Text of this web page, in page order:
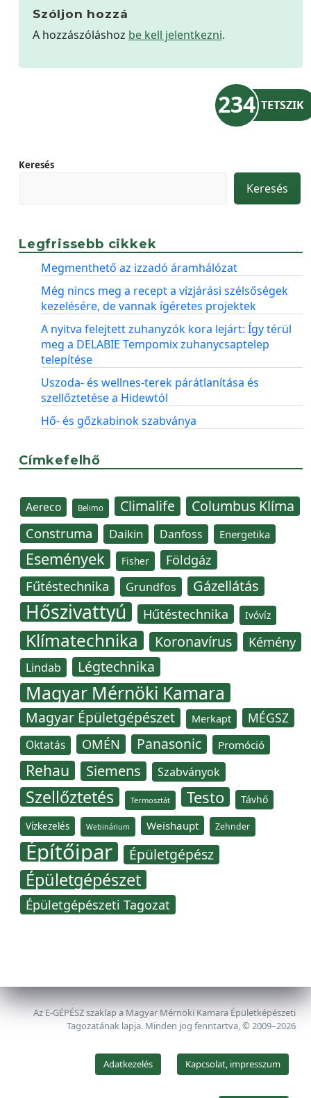
Szóljon hozzá
A hozzászóláshoz be kell jelentkezni.
234 TETSZIK
Keresés
Keresés
Legfrissebb cikkek
Megmenthető az izzadó áramhálózat
Még nincs meg a recept a vízjárási szélsőségek
kezelésére, de vannak ígéretes projektek
A nyitva felejtett zuhanyzók kora lejárt: Így térül
meg a DELABIE Tempomix zuhanycsaptelep
telepítése
Uszoda- és wellnes-terek párátlanítása és
szellőztetése a Hidewtól
Hő- és gőzkabinok szabványa
Címkefelhő
Aereco Belimo Climalife Columbus Klíma
Construma Daikin Danfoss Energetika
Események Fisher Földgáz
Fűtéstechnika Grundfos Gázellátás
Hőszivattyú Hűtéstechnika Ivóvíz
Klímatechnika Koronavírus Kémény
Lindab Légtechnika
Magyar Mérnöki Kamara
Magyar Épületgépészet Merkapt MÉGSZ
Oktatás OMÉN Panasonic Promóció
Rehau Siemens Szabványok
Szellőztetés Termosztát Testo Távhő
Vízkezelés Webinárium Weishaupt Zehnder
Építőipar Épületgépész
Épületgépészet
Épületgépészeti Tagozat
Az E-GÉPÉSZ szaklap a Magyar Mérnöki Kamara Épületképészeti
Tagozatának lapja. Minden jog fenntartva, © 2009–2026
Adatkezelés Kapcsolat, impresszum